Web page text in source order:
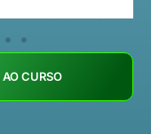
CURSO